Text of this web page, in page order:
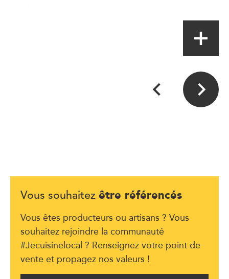
Vous souhaitez être référencés
Vous êtes producteurs ou artisans ? Vous
souhaitez rejoindre la communauté
#Jecuisinelocal ? Renseignez votre point de
vente et propagez nos valeurs !